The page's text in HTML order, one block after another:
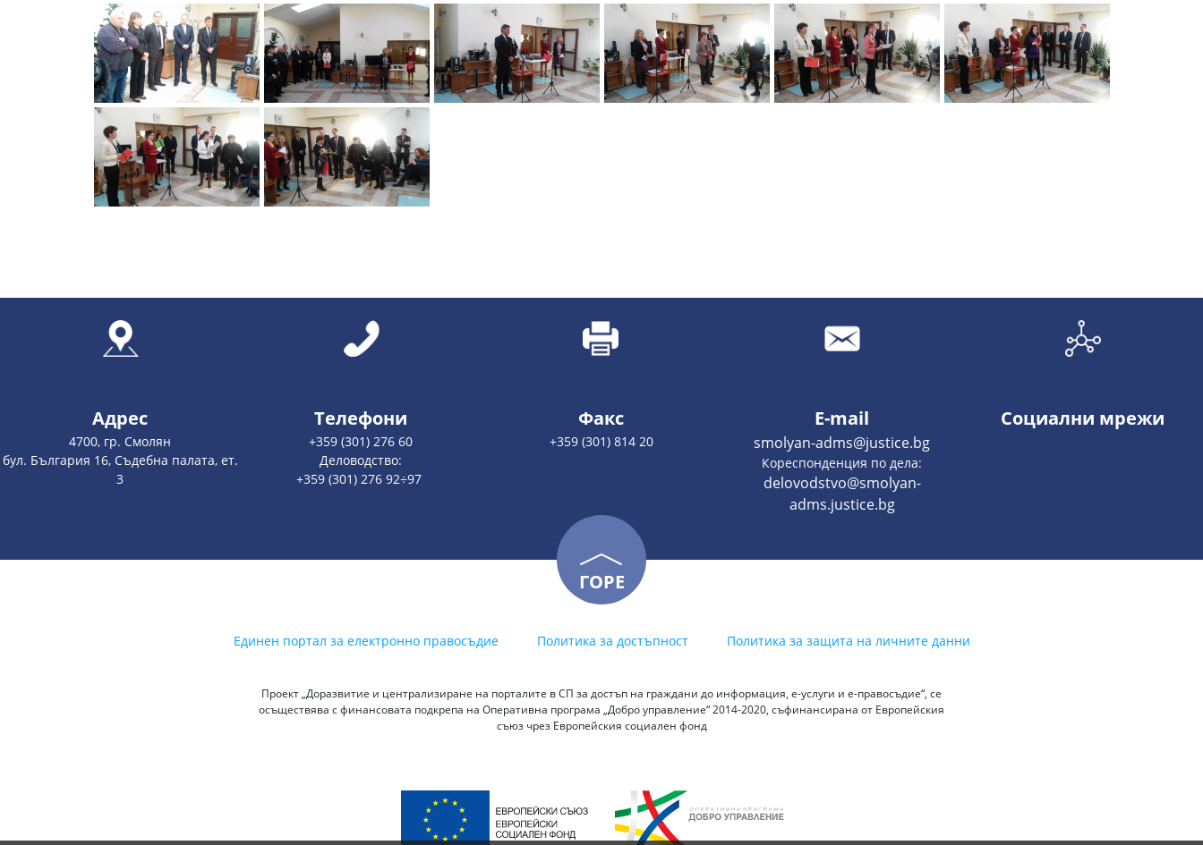
Адрес
4700, гр. Смолян
бул. България 16, Съдебна палата, ет.
3
Телефони
+359 (301) 276 60
Деловодство:
+359 (301) 276 92÷97
Факс
+359 (301) 814 20
E-mail
smolyan-adms@justice.bg
Кореспонденция по дела:
delovodstvo@smolyan-
adms.justice.bg
Социални мрежи
ГОРЕ
Единен портал за електронно правосъдие Политика за достъпност Политика за защита на личните данни
Проект „Доразвитие и централизиране на порталите в СП за достъп на граждани до информация, е-услуги и е-правосъдие“, се
осъществява с финансовата подкрепа на Оперативна програма „Добро управление“ 2014-2020, съфинансирана от Европейския
съюз чрез Европейския социален фонд